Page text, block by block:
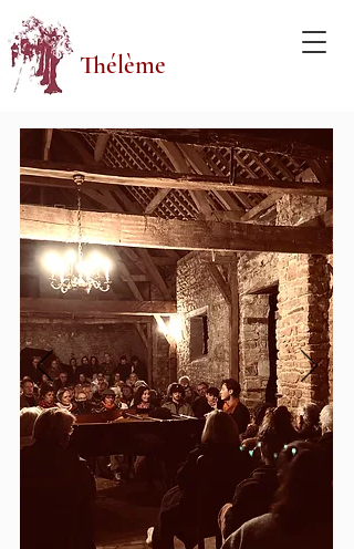
Thélème